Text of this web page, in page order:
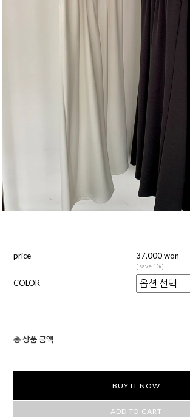
price 37,000 won
[ save 1% ]
COLOR
총 상품 금액
BUY IT NOW
ADD TO CART